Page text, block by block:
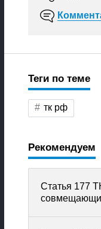
Теги по теме
тк рф
Рекомендуем
Статья 177